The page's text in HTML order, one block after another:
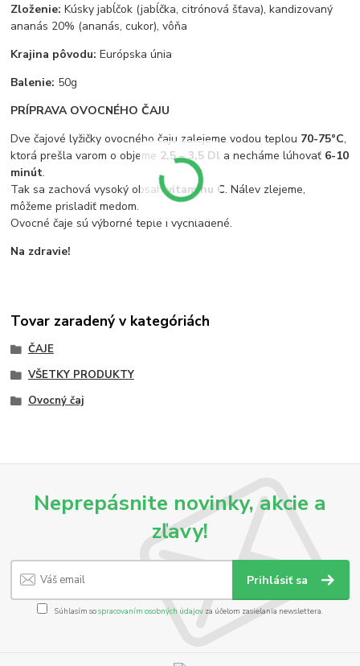
Zloženie:Kúsky jabĺčok (jabĺčka, citrónová šťava), kandizovaný
ananás 20% (ananás, cukor), vôňa
Krajina pôvodu: Európska únia
Balenie: 50g
PRÍPRAVA OVOCNÉHO ČAJU
Dve čajové lyžičky ovocného čaju zalejeme vodou teplou 70-75°C,
ktorá prešla varom o objeme 2,5 – 3,5 Dl a necháme lúhovať 6-10
minút.
Tak sa zachová vysoký obsahvitamínu C. Nálev zlejeme,
môžeme prisladiť medom.
Ovocné čaje sú výborné teplé i vychladené.
Na zdravie!
Tovar zaradený v kategóriách
ČAJE
VŠETKY PRODUKTY
Ovocný čaj
Neprepásnite novinky, akcie a
zľavy!
Prihlásiť sa
Súhlasím sospracovaním osobných údajov za účelom zasielania newslettera.